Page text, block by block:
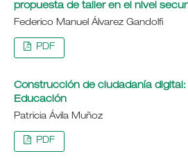
propuesta de taller en el nivel
Federico Manuel Álvarez Gandolfi
PDF
Construcción de ciudadanía
Educación
Patricia Ávila Muñoz
PDF